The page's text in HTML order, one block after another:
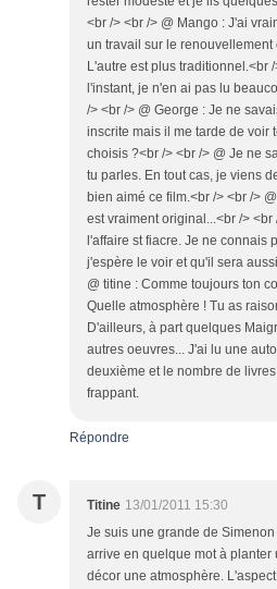
<br /> <br /> @ Mango : J'ai
un travail sur le
L'autre est plus traditionnel.<br
l'instant, je n'en ai pas lu
/> <br /> @ George : Je ne
inscrite mais il me tarde de voir
choisis ?<br /> <br /> @ Je ne
tu parles. En tout cas, je viens
bien aimé ce film.<br /> <br />
est vraiment original...<br />
l'affaire st fiacre. Je ne connais
j'espère le voir et qu'il sera
@ titine : Comme toujours ton
Quelle atmosphère ! Tu as
D'ailleurs, à part quelques
autres oeuvres... J'ai lu une
deuxième et le nombre de
frappant.
Répondre
T Titine 13/01/2011 15:30
Je suis une grande de Simenon
arrive en quelque mot à planter
décor une atmosphère.